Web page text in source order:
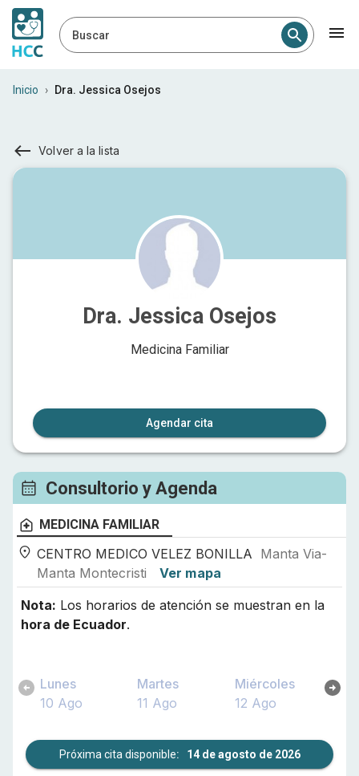
Buscar
Inicio › Dra. Jessica Osejos
Volver a la lista
Dra. Jessica Osejos
Medicina Familiar
Agendar cita
Consultorio y Agenda
MEDICINA FAMILIAR
CENTRO MEDICO VELEZ BONILLA Manta Via-
Manta Montecristi
Ver mapa
Nota: Los horarios de atención se muestran en la
hora de Ecuador.
Lunes
10 Ago
Martes
11 Ago
Miércoles
12 Ago
Próxima cita disponible: 14 de agosto de 2026